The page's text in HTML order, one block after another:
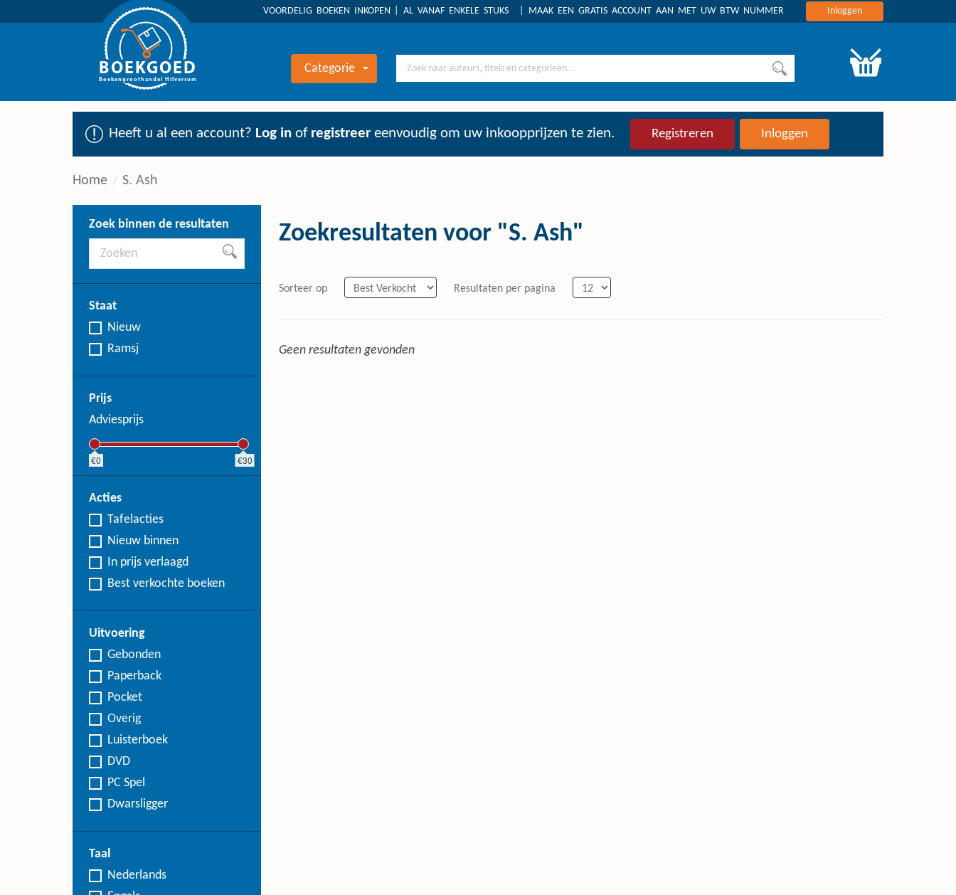
VOORDELIG BOEKEN INKOPEN AL VANAF ENKELE STUKS MAAK EEN GRATIS ACCOUNT AAN MET UW BTW NUMMER Inloggen
BOEKGOED
Boekengroothandel Hilversum
Categorie
Heeft u al een account? Log in of registreer eenvoudig om uw inkoopprijzen te zien. Registreren Inloggen
Home S. Ash
Zoek binnen de resultaten
Staat
Nieuw
Ramsj
Prijs
Adviesprijs
0 30
Acties
Tafelacties
Nieuw binnen
In prijs verlaagd
Best verkochte boeken
Uitvoering
Gebonden
Paperback
Pocket
Overig
Luisterboek
DVD
PC Spel
Dwarsligger
Taal
Nederlands
Zoekresultaten voor "S. Ash"
Sorteer op Resultaten per pagina
Geen resultaten gevonden